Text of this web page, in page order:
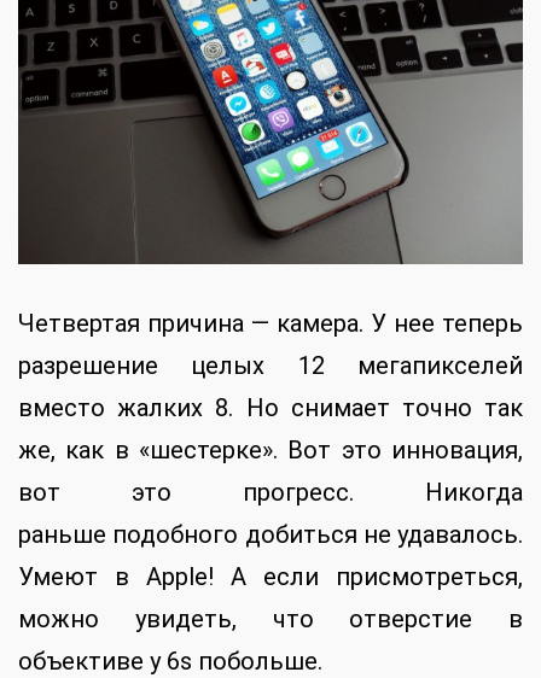
Четвертая причина — камера. У нее теперь
разрешение целых 12 мегапикселей
вместо жалких 8. Но снимает точно так
же, как в «шестерке». Вот это инновация,
вот это прогресс. Никогда
раньше подобного добиться не удавалось.
Умеют в Apple! А если присмотреться,
можно увидеть, что отверстие в
объективе у 6s побольше.